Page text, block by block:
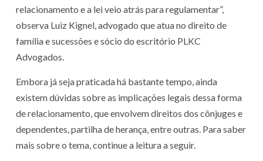
relacionamento e a lei veio atrás para regulamentar”,
observa Luiz Kignel, advogado que atua no direito de
família e sucessões e sócio do escritório PLKC
Advogados.
Embora já seja praticada há bastante tempo, ainda
existem dúvidas sobre as implicações legais dessa forma
de relacionamento, que envolvem direitos dos cônjuges e
dependentes, partilha de herança, entre outras. Para saber
mais sobre o tema, continue a leitura a seguir.